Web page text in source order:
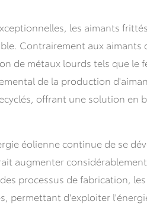
les aimants
Contrairement aux aimants
de métaux lourds tels que le
de la production
offrant une solution en
éolienne continue de se
augmenter
processus de fabrication,
permettant d'exploiter